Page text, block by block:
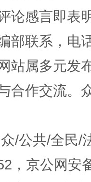
一纸欠
论感言即表
部联系，电
站属多元发
合作交流。
/公共/全民/
，京公网安